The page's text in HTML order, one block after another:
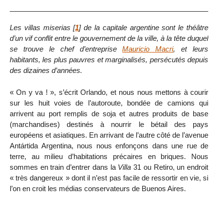
Les villas miserias [1]de la capitale argentine sont le théâtre
d’un vif conflit entre le gouvernement de la ville, à la tête duquel
se trouve le chef d’entrepriseMauricio Macri, et leurs
habitants, les plus pauvres et marginalisés, persécutés depuis
des dizaines d’années.
« On y va ! », s’écrit Orlando, et nous nous mettons à courir
sur les huit voies de l’autoroute, bondée de camions qui
arrivent au port remplis de soja et autres produits de base
(marchandises) destinés à nourrir le bétail des pays
européens et asiatiques. En arrivant de l’autre côté de l’avenue
Antártida Argentina, nous nous enfonçons dans une rue de
terre, au milieu d’habitations précaires en briques. Nous
sommes en train d’entrer dans la Villa 31 ou Retiro, un endroit
« très dangereux » dont il n’est pas facile de ressortir en vie, si
l’on en croit les médias conservateurs de Buenos Aires.